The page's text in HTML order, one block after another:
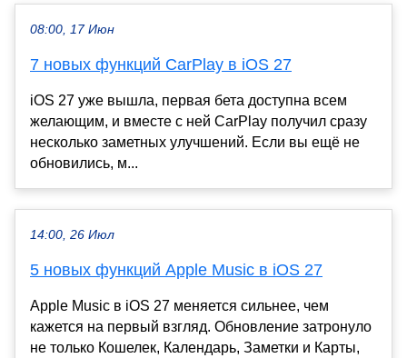
08:00, 17 Июн
7 новых функций CarPlay в iOS 27
iOS 27 уже вышла, первая бета доступна всем
желающим, и вместе с ней CarPlay получил сразу
несколько заметных улучшений. Если вы ещё не
обновились, м...
14:00, 26 Июл
5 новых функций Apple Music в iOS 27
Apple Music в iOS 27 меняется сильнее, чем
кажется на первый взгляд. Обновление затронуло
не только Кошелек, Календарь, Заметки и Карты,